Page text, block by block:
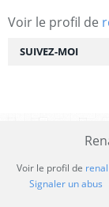
SUIVEZ-MOI
Voir le profil de
Voir le profil de renal
Signaler un abus